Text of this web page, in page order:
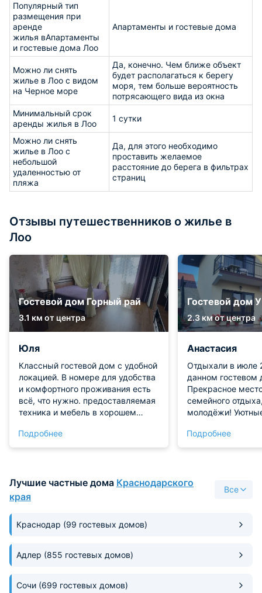
Популярный тип
размещения при
аренде
жилья вАпартаменты
и гостевые дома Лоо
Апартаменты и гостевые дома
Можно ли снять
жилье в Лоо с видом
на Черное море
Да, конечно. Чем ближе объект
будет располагаться к берегу
моря, тем больше вероятность
потрясающего вида из окна
Минимальный срок
аренды жилья в Лоо
1 сутки
Можно ли снять
жилье в Лоо с
небольшой
удаленностью от
пляжа
Да, для этого необходимо
проставить желаемое
расстояние до берега в фильтрах
страниц
Отзывы путешественников о жилье в
Лоо
Гостевой дом Горный рай
3.1 км от центра
Юля
Классный гостевой дом с удобной
локацией. В номере для удобства
и комфортного проживания есть
всё, что нужно. предоставляемая
техника и мебель в хорошем
во время проживания мы не
заметили! Рекомендуем!
Подробнее
Гостевой дом
2.3 км от центра
Анастасия
Отдыхали в июле
данном гостевом
Прекрасное
семейного
молодёжи!
Интернетом,
комната с
любое время
Утюгом также
отзывчивая! Во
очень удобно в
количество
Подробнее
Лучшие частные дома Краснодарского
края
Все
Краснодар (99 гостевых домов)
Адлер (855 гостевых домов)
Сочи (699 гостевых домов)